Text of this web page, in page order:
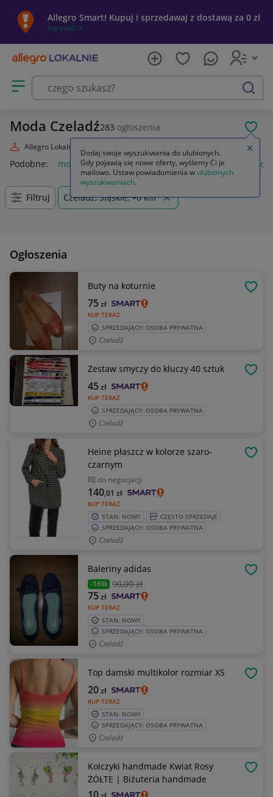
Allegro Smart! Kupuj i sprzedawaj z dostawą za 0 zł
Sprawdź »
Otwórz menu z kategoriami
szukaj
Moda Czeladź283 ogłoszenia
Allegro Lokalnie
Podobne: moda markowa moda 2026 moda damska
Filtruj Czeladź, Śląskie, +0 km
Ogłoszenia
Buty na koturnie
KUP TERAZ
75zł
SPRZEDAJĄCY: OSOBA PRYWATNA
Czeladź
Zestaw smyczy do kluczy 40 sztuk
KUP TERAZ
45zł
SPRZEDAJĄCY: OSOBA PRYWATNA
Czeladź
Heine płaszcz w kolorze szaro-
czarnym
do negocjacji
KUP TERAZ
140,01 zł
STAN: NOWY
CZĘSTO SPRZEDAJE
SPRZEDAJĄCY: OSOBA PRYWATNA
Czeladź
Baleriny adidas
-16% 90,00 zł
KUP TERAZ
75zł
STAN: NOWY
SPRZEDAJĄCY: OSOBA PRYWATNA
Czeladź
Top damski multikolor rozmiar XS
KUP TERAZ
20zł
STAN: NOWY
SPRZEDAJĄCY: OSOBA PRYWATNA
Czeladź
Kolczyki handmade Kwiat Rosy
ŻÓŁTE | Biżuteria handmade
Dodaj swoje wyszukiwania do ulubionych.
Gdy pojawią się nowe oferty, wyślemy Ci je
mailowo. Ustaw powiadomienia w ulubionych
wyszukiwaniach.